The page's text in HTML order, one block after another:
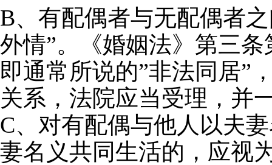
B、有配偶者与无配偶者
外情”。《婚姻法》第三
即通常所说的”非法同居”
关系，法院应当受理，并
C、对有配偶与他人以夫
妻名义共同生活的，应视